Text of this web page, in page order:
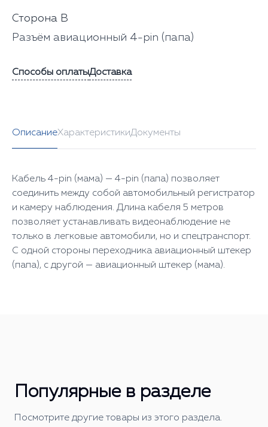
Сторона В
Разъём авиационный 4-pin (папа)
Способы оплатыДоставка
ОписаниеХарактеристикиДокументы
Кабель 4-pin (мама) — 4-pin (папа) позволяет
соединить между собой автомобильный регистратор
и камеру наблюдения. Длина кабеля 5 метров
позволяет устанавливать видеонаблюдение не
только в легковые автомобили, но и спецтранспорт.
С одной стороны переходника авиационный штекер
(папа), с другой — авиационный штекер (мама).
Популярные в разделе
Посмотрите другие товары из этого раздела.